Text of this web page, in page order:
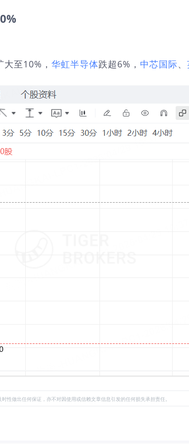
大至10%， 华虹半导体跌超6%， 中芯国际、
性做出任何保证，亦不对因使用或信赖文章信息引发的任何损失承担责任。